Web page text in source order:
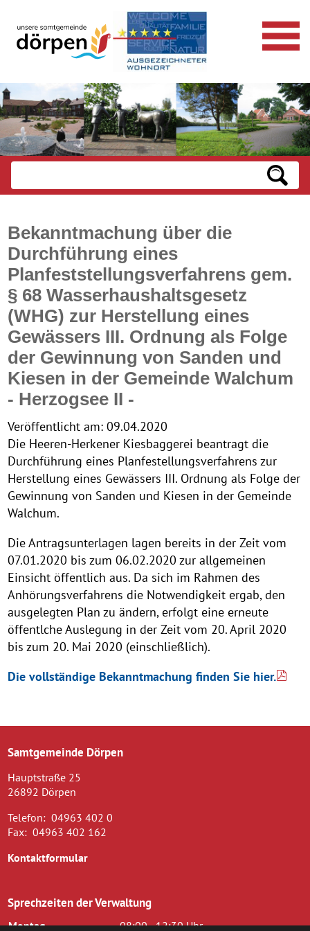
Bekanntmachung über die
Durchführung eines
Planfeststellungsverfahrens gem.
§ 68 Wasserhaushaltsgesetz
(WHG) zur Herstellung eines
Gewässers III. Ordnung als Folge
der Gewinnung von Sanden und
Kiesen in der Gemeinde Walchum
- Herzogsee II -
Veröffentlicht am: 09.04.2020
Die Heeren-Herkener Kiesbaggerei beantragt die
Durchführung eines Planfestellungsverfahrens zur
Herstellung eines Gewässers III. Ordnung als Folge der
Gewinnung von Sanden und Kiesen in der Gemeinde
Walchum.
Die Antragsunterlagen lagen bereits in der Zeit vom
07.01.2020 bis zum 06.02.2020 zur allgemeinen
Einsicht öffentlich aus. Da sich im Rahmen des
Anhörungsverfahrens die Notwendigkeit ergab, den
ausgelegten Plan zu ändern, erfolgt eine erneute
öffentlche Auslegung in der Zeit vom 20. April 2020
bis zum 20. Mai 2020 (einschließlich).
Die vollständige Bekanntmachung finden Sie hier.
Samtgemeinde Dörpen
Hauptstraße 25
26892 Dörpen
Telefon: 04963 402 0
Fax: 04963 402 162
Kontaktformular
Sprechzeiten der Verwaltung
Montag 08:00 - 12:30 Uhr